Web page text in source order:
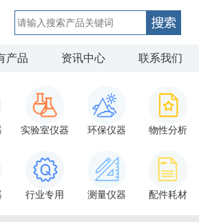
产品 资讯中心 联系我们
实验室仪器 环保仪器 物性分析
行业专用 测量仪器 配件耗材